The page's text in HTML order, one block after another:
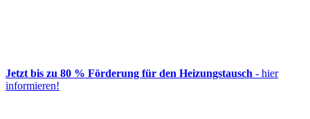
Jetzt bis zu 80 % Förderung für den Heizungstausch - hier
informieren!